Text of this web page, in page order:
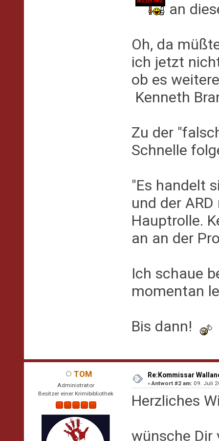
an
Oh, da
ich jetzt
ob es
Kenneth
Zu der
Schnelle
"Es handelt
und der
Hauptrolle.
an an der
Ich schaue
momentan
Bis dann!
TOM
Administrator
Besitzer einer Krimibibliothek
Re:Kommissar
«Antwort #2 am: 09. Juli
Herzliches
wünsche Dir